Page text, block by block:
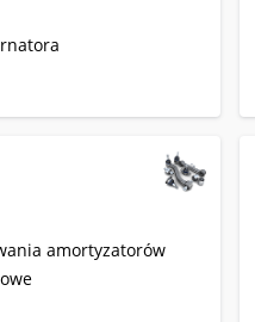
amortyzatorów